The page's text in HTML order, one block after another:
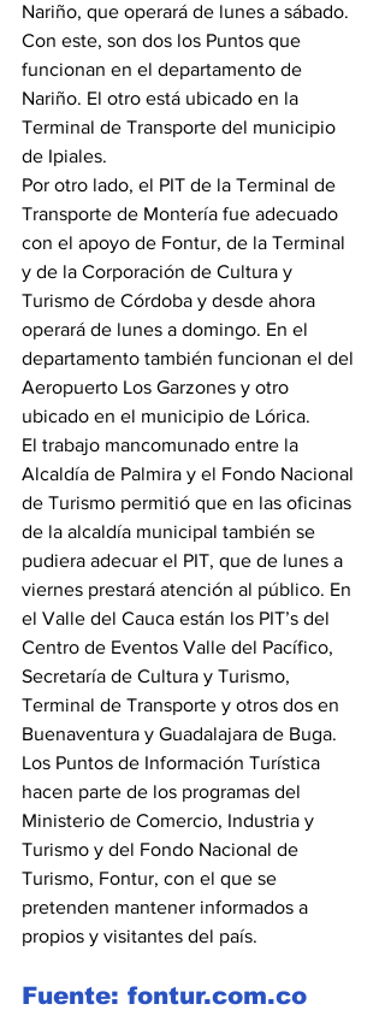
Nariño, que operará de lunes a sábado.
Con este, son dos los Puntos que
funcionan en el departamento de
Nariño. El otro está ubicado en la
Terminal de Transporte del municipio
de Ipiales.
Por otro lado, el PIT de la Terminal de
Transporte de Montería fue adecuado
con el apoyo de Fontur, de la Terminal
y de la Corporación de Cultura y
Turismo de Córdoba y desde ahora
operará de lunes a domingo. En el
departamento también funcionan el del
Aeropuerto Los Garzones y otro
ubicado en el municipio de Lórica.
El trabajo mancomunado entre la
Alcaldía de Palmira y el Fondo Nacional
de Turismo permitió que en las oficinas
de la alcaldía municipal también se
pudiera adecuar el PIT, que de lunes a
viernes prestará atención al público. En
el Valle del Cauca están los PIT’s del
Centro de Eventos Valle del Pacífico,
Secretaría de Cultura y Turismo,
Terminal de Transporte y otros dos en
Buenaventura y Guadalajara de Buga.
Los Puntos de Información Turística
hacen parte de los programas del
Ministerio de Comercio, Industria y
Turismo y del Fondo Nacional de
Turismo, Fontur, con el que se
pretenden mantener informados a
propios y visitantes del país.
Fuente: fontur.com.co